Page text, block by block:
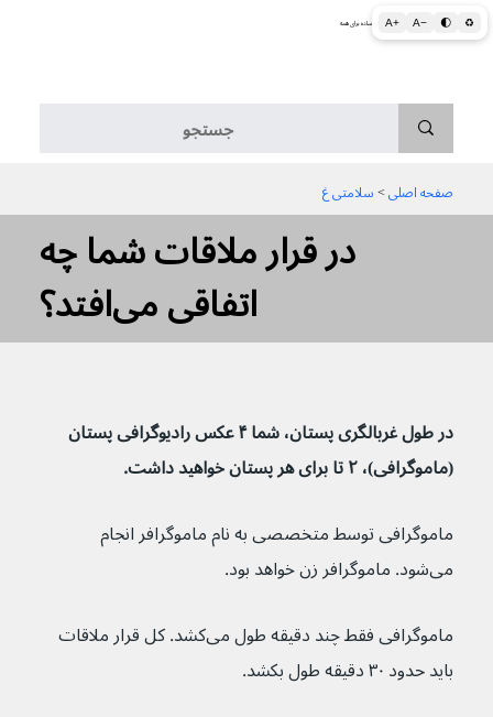
A+ A− 🌓 ♻ اطلاعات پزشکی و بهداشتی به زبان ساده برای همه
صفحه اصلی > سلامتی غ
در قرار ملاقات شما چه
اتفاقی می‌افتد؟
در طول غربالگری پستان، شما ۴ عکس رادیوگرافی پستان
(ماموگرافی)، ۲ تا برای هر پستان خواهید داشت.
ماموگرافی توسط متخصصی به نام ماموگرافر انجام
می‌شود. ماموگرافر زن خواهد بود.
ماموگرافی فقط چند دقیقه طول می‌کشد. کل قرار ملاقات
باید حدود ۳۰ دقیقه طول بکشد.